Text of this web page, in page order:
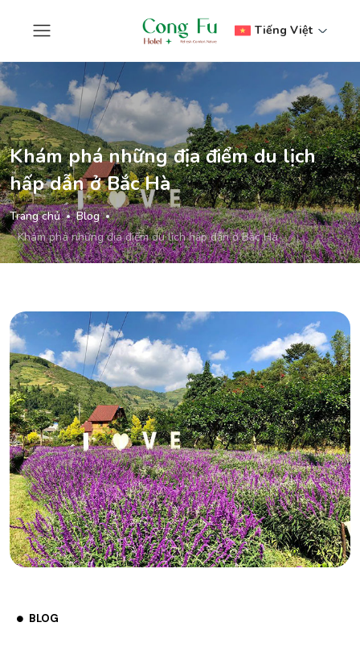
Tiếng Việt
Khám phá những địa điểm du lịch
hấp dẫn ở Bắc Hà
Trang chủ
Blog
Khám phá những địa điểm du lịch hấp dẫn ở Bắc Hà
BLOG